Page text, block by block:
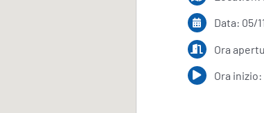
Data: 05/
Ora
Ora inizio: